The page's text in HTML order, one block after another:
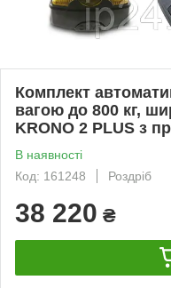
Комплект
вагою до 800 кг,
KRONO 2 PLUS з
В наявності
Код: 161248
Роздріб
38 220 ₴